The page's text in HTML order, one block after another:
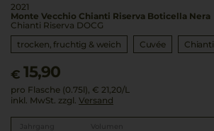
2021
Monte Vecchio Chianti Riserva Boticella Nera
Chianti Riserva DOCG
trocken, fruchtig & weich
Cuvée Chianti
€ 15,90
pro Flasche (0.75l), € 21,20/L
inkl. MwSt. zzgl. Versand